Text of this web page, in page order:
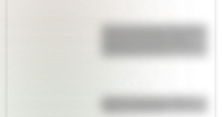
Así era la Autopista 25 de Mayo
Bandera de Bolivia: historia,
origen y significado